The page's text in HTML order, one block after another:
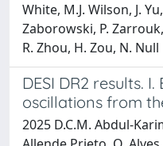
White, M.J. Wilson, J.
Zaborowski, P.
R. Zhou, H. Zou, N. Null
DESI DR2 results.
oscillations from
2025 D.C.M. Abdul-